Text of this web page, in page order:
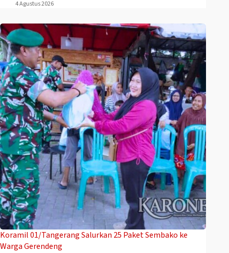
4 Agustus 2026
Koramil 01/Tangerang Salurkan 25 Paket Sembako ke
Warga Gerendeng